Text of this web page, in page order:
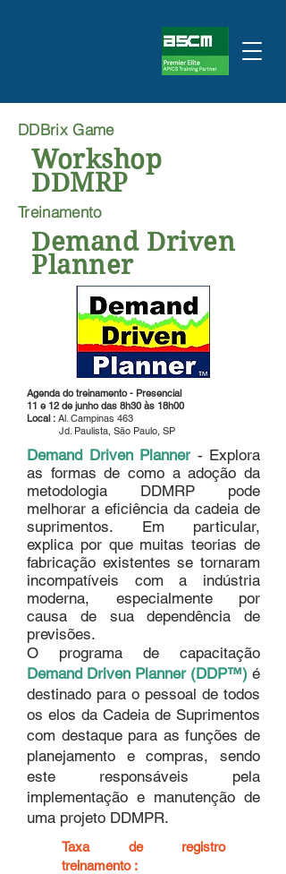
DDBrix Game
Workshop
DDMRP
Treinamento
Demand Driven
Planner
Agenda do treinamento - Presencial
11 e 12 de junho das 8h30 às 18h00
Local : Al. Campinas 463
Jd. Paulista, São Paulo, SP
Demand Driven Planner - Explora
as formas de como a adoção da
metodologia DDMRP pode
melhorar a eficiência da cadeia de
suprimentos. Em particular,
explica por que muitas teorias de
fabricação existentes se tornaram
incompatíveis com a indústria
moderna, especialmente por
causa de sua dependência de
previsões.
O programa de capacitação
Demand Driven Planner (DDP™) é
destinado para o pessoal de todos
os elos da Cadeia de Suprimentos
com destaque para as funções de
planejamento e compras, sendo
este responsáveis ​​pela
implementação e manutenção de
uma projeto DDMPR.
Taxa de registro
treinamento :